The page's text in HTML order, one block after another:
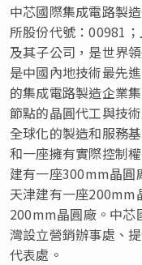
中芯國際集成電路製
所股份代號：00981
及其子公司，是世界
是中國內地技術最先
的集成電路製造企業
節點的晶圓代工與技
全球化的製造和服務
和一座擁有實際控制
建有一座300mm晶圓
天津建有一座200mm
200mm晶圓廠。中芯
灣設立營銷辦事處、
代表處。